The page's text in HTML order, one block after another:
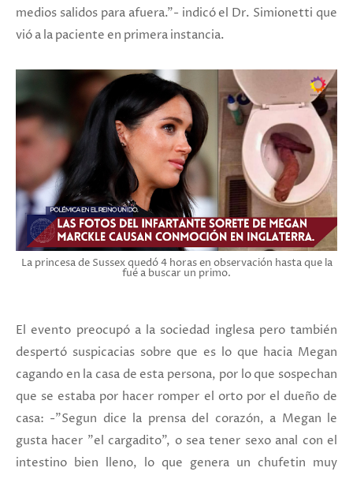
medios salidos para afuera."- indicó el Dr. Simionetti que
vió a la paciente en primera instancia.
La princesa de Sussex quedó 4 horas en observación hasta que la
fué a buscar un primo.
El evento preocupó a la sociedad inglesa pero también
despertó suspicacias sobre que es lo que hacia Megan
cagando en la casa de esta persona, por lo que sospechan
que se estaba por hacer romper el orto por el dueño de
casa: -"Segun dice la prensa del corazón, a Megan le
gusta hacer "el cargadito", o sea tener sexo anal con el
intestino bien lleno, lo que genera un chufetin muy